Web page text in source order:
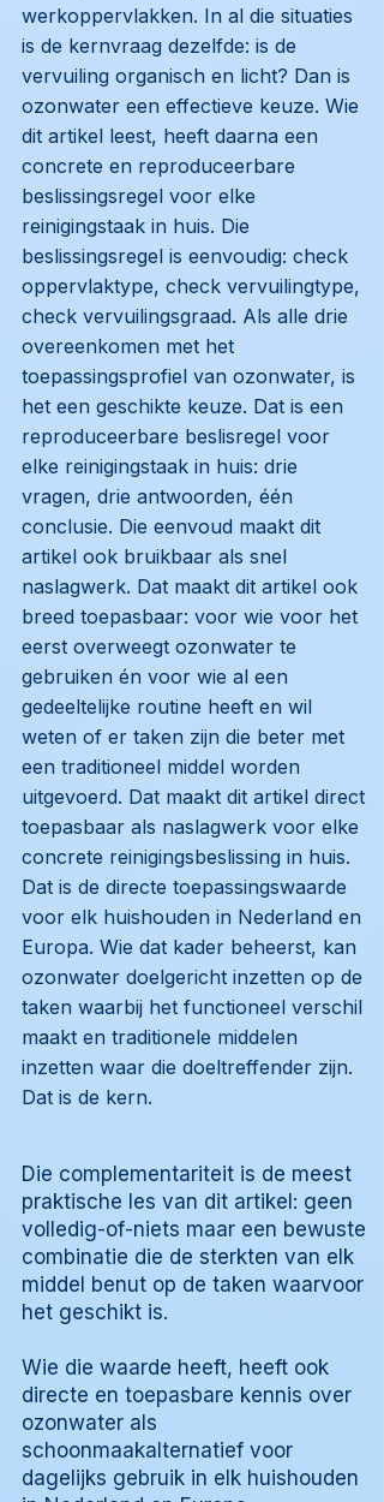
werkoppervlakken. In al die situaties
is de kernvraag dezelfde: is de
vervuiling organisch en licht? Dan is
ozonwater een effectieve keuze. Wie
dit artikel leest, heeft daarna een
concrete en reproduceerbare
beslissingsregel voor elke
reinigingstaak in huis. Die
beslissingsregel is eenvoudig: check
oppervlaktype, check vervuilingtype,
check vervuilingsgraad. Als alle drie
overeenkomen met het
toepassingsprofiel van ozonwater, is
het een geschikte keuze. Dat is een
reproduceerbare beslisregel voor
elke reinigingstaak in huis: drie
vragen, drie antwoorden, één
conclusie. Die eenvoud maakt dit
artikel ook bruikbaar als snel
naslagwerk. Dat maakt dit artikel ook
breed toepasbaar: voor wie voor het
eerst overweegt ozonwater te
gebruiken én voor wie al een
gedeeltelijke routine heeft en wil
weten of er taken zijn die beter met
een traditioneel middel worden
uitgevoerd. Dat maakt dit artikel direct
toepasbaar als naslagwerk voor elke
concrete reinigingsbeslissing in huis.
Dat is de directe toepassingswaarde
voor elk huishouden in Nederland en
Europa. Wie dat kader beheerst, kan
ozonwater doelgericht inzetten op de
taken waarbij het functioneel verschil
maakt en traditionele middelen
inzetten waar die doeltreffender zijn.
Dat is de kern.
Die complementariteit is de meest
praktische les van dit artikel: geen
volledig-of-niets maar een bewuste
combinatie die de sterkten van elk
middel benut op de taken waarvoor
het geschikt is.
Wie die waarde heeft, heeft ook
directe en toepasbare kennis over
ozonwater als
schoonmaakalternatief voor
dagelijks gebruik in elk huishouden